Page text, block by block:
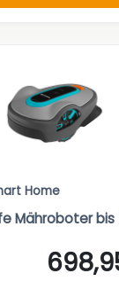
Home
Mähroboter